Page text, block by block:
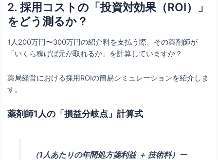
2. 採用コストの「投資対効果（ROI）」
をどう測るか？
1人200万円〜300万円の紹介料を支払う際、その薬剤師が
「いくら稼げば元が取れるか」を計算していますか？
薬局経営における採用ROIの簡易シミュレーションを紹介しま
す。
薬剤師1人の「損益分岐点」計算式
（1人あたりの年間処方箋利益 ＋ 技術料）ー